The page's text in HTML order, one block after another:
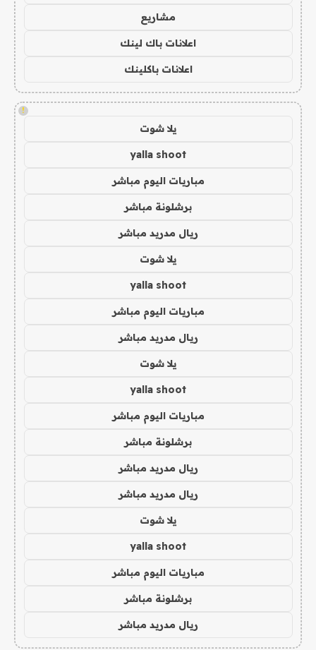
مشاريع
اعلانات باك لينك
اعلانات باكلينك
!
يلا شوت
yalla shoot
مباريات اليوم مباشر
برشلونة مباشر
ريال مدريد مباشر
يلا شوت
yalla shoot
مباريات اليوم مباشر
ريال مدريد مباشر
يلا شوت
yalla shoot
مباريات اليوم مباشر
برشلونة مباشر
ريال مدريد مباشر
ريال مدريد مباشر
يلا شوت
yalla shoot
مباريات اليوم مباشر
برشلونة مباشر
ريال مدريد مباشر